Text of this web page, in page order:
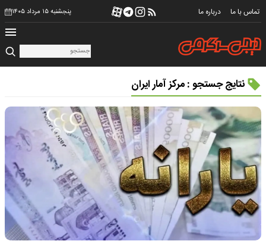
تماس با ما درباره ما پنجشنبه ۱۵ مرداد ۱۴۰۵
نتایج جستجو : مرکز آمار ایران